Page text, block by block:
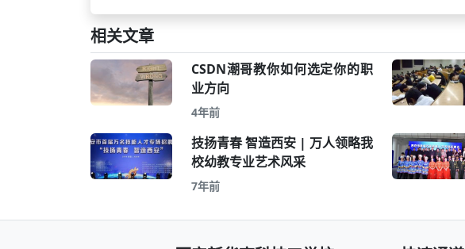
相关文章
CSDN潮哥教你如何选定你的职
业方向
4年前
技扬青春 智造西安 | 万人领略我
校幼教专业艺术风采
7年前